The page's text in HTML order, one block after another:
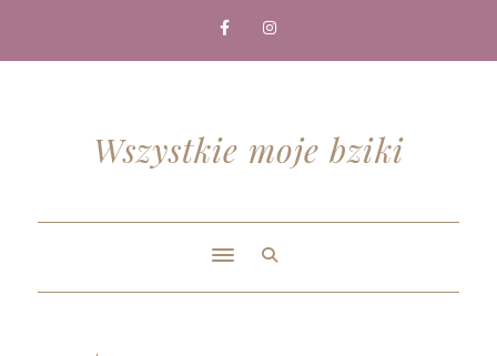
Wszystkie moje bziki